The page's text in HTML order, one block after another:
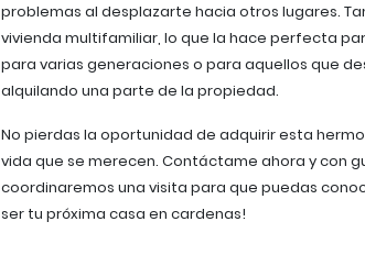
problemas al desplazarte hacia otros lugares.
vivienda multifamiliar, lo que la hace perfecta
para varias generaciones o para aquellos que
alquilando una parte de la propiedad.
No pierdas la oportunidad de adquirir esta
vida que se merecen. Contáctame ahora y con
coordinaremos una visita para que puedas
ser tu próxima casa en cardenas!